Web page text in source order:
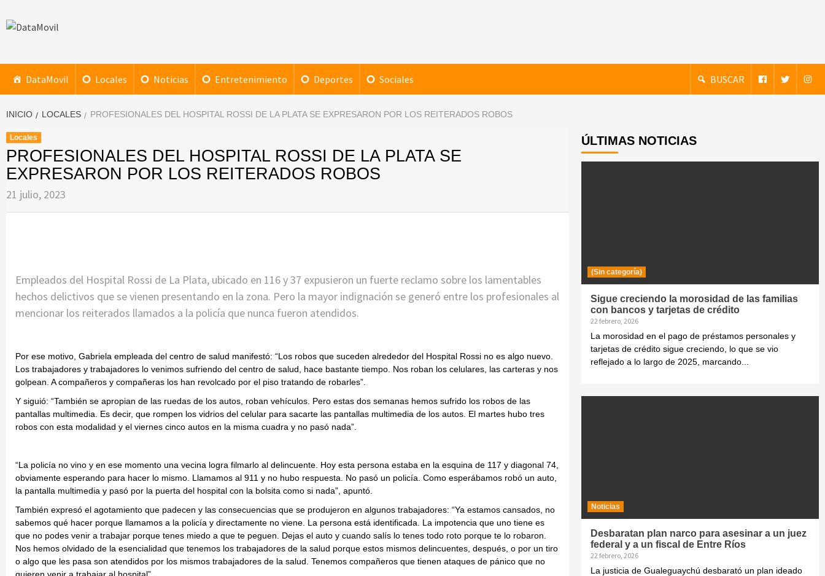
al
DataMovil
DataMovil Locales Noticias Entretenimiento Deportes Sociales BUSCAR
INICIO LOCALES PROFESIONALES DEL HOSPITAL ROSSI DE LA PLATA SE EXPRESARON POR LOS REITERADOS ROBOS
Locales
PROFESIONALES DEL HOSPITAL ROSSI DE LA PLATA SE
EXPRESARON POR LOS REITERADOS ROBOS
21 julio, 2023
Empleados del Hospital Rossi de La Plata, ubicado en 116 y 37 expusieron un fuerte reclamo sobre los lamentables
hechos delictivos que se vienen presentando en la zona. Pero la mayor indignación se generó entre los profesionales al
mencionar los reiterados llamados a la policía que nunca fueron atendidos.
Por ese motivo, Gabriela empleada del centro de salud manifestó: “Los robos que suceden alrededor del Hospital Rossi no es algo nuevo.
Los trabajadores y trabajadores lo venimos sufriendo del centro de salud, hace bastante tiempo. Nos roban los celulares, las carteras y nos
golpean. A compañeros y compañeras los han revolcado por el piso tratando de robarles”.
Y siguió: “También se apropian de las ruedas de los autos, roban vehículos. Pero estas dos semanas hemos sufrido los robos de las
pantallas multimedia. Es decir, que rompen los vidrios del celular para sacarte las pantallas multimedia de los autos. El martes hubo tres
robos con esta modalidad y el viernes cinco autos en la misma cuadra y no pasó nada”.
“La policía no vino y en ese momento una vecina logra filmarlo al delincuente. Hoy esta persona estaba en la esquina de 117 y diagonal 74,
obviamente esperando para hacer lo mismo. Llamamos al 911 y no hubo respuesta. No pasó un policía. Como esperábamos robó un auto,
la pantalla multimedia y pasó por la puerta del hospital con la bolsita como si nada”, apuntó.
También expresó el agotamiento que padecen y las consecuencias que se produjeron en algunos trabajadores: “Ya estamos cansados, no
sabemos qué hacer porque llamamos a la policía y directamente no viene. La persona está identificada. La impotencia que uno tiene es
que no podes venir a trabajar porque tenes miedo a que te peguen. Dejas el auto y cuando salís lo tenes todo roto porque te lo robaron.
Nos hemos olvidado de la esencialidad que tenemos los trabajadores de la salud porque estos mismos delincuentes, después, o por un tiro
o algo que les pasa son atendidos por los mismos trabajadores de la salud. Tenemos compañeros que tienen ataques de pánico que no
ÚLTIMAS NOTICIAS
(Sin categoría)
Sigue creciendo la morosidad de las familias
con bancos y tarjetas de crédito
22 febrero, 2026
La morosidad en el pago de préstamos personales y
tarjetas de crédito sigue creciendo, lo que se vio
reflejado a lo largo de 2025, marcando...
Noticias
Desbaratan plan narco para asesinar a un juez
federal y a un fiscal de Entre Ríos
22 febrero, 2026
La justicia de Gualeguaychú desbarató un plan ideado